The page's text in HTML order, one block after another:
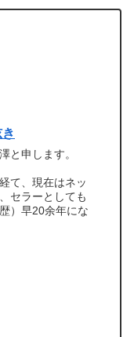
と申します。
て、現在はネッ
セラーとしても
）早20余年にな